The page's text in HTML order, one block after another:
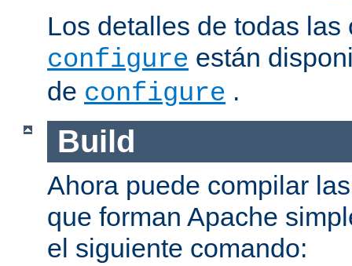
Los detalles de todas las
configure están
de configure .
Build
Ahora puede compilar
que forman Apache
el siguiente comando: